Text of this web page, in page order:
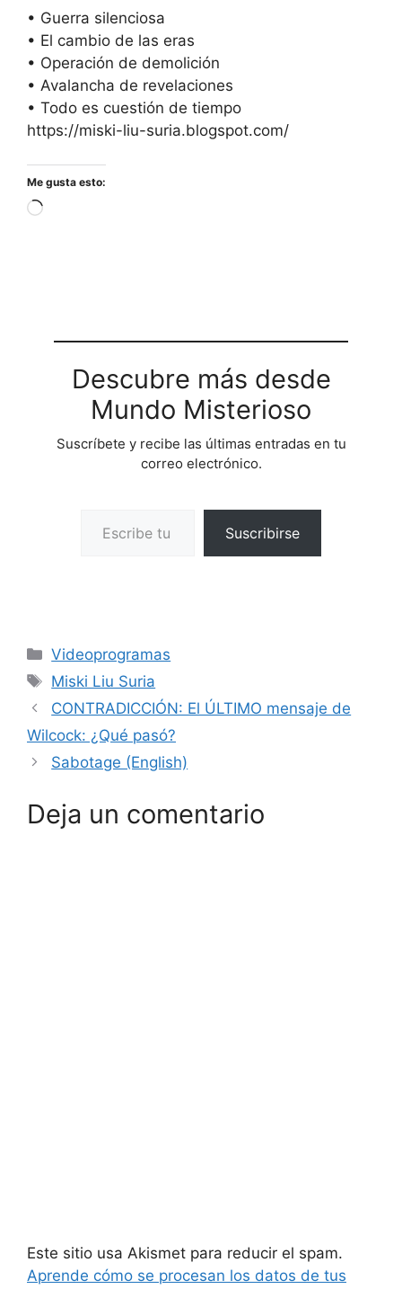
• Guerra silenciosa
• El cambio de las eras
• Operación de demolición
• Avalancha de revelaciones
• Todo es cuestión de tiempo
https://miski-liu-suria.blogspot.com/
Me gusta esto:
Cargando...
Descubre más desde
Mundo Misterioso
Suscríbete y recibe las últimas entradas en tu
correo electrónico.
Suscribirse
Categorías
Videoprogramas
Etiquetas
Miski Liu Suria
CONTRADICCIÓN: El ÚLTIMO mensaje de
Wilcock: ¿Qué pasó?
Sabotage (English)
Deja un comentario
Este sitio usa Akismet para reducir el spam.
Aprende cómo se procesan los datos de tus